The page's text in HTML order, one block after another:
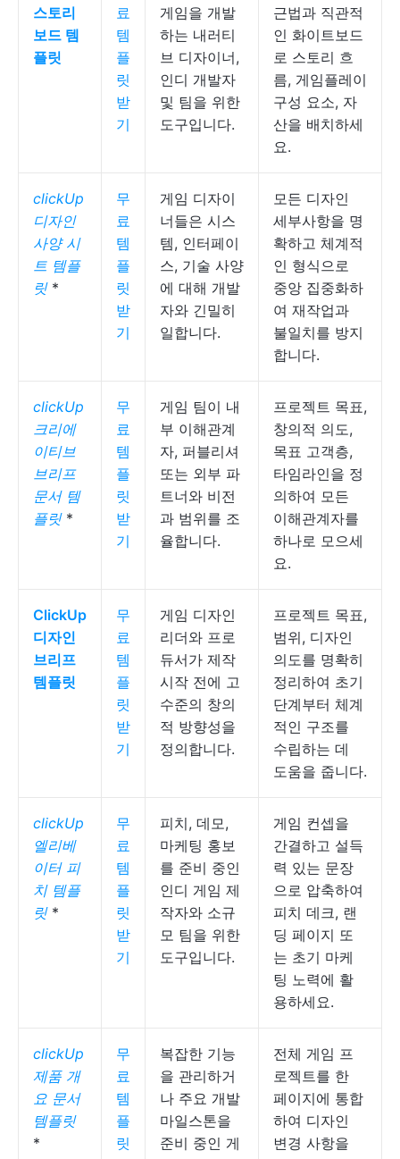
스토리
보드 템
플릿
료
템
플
릿
받
기
게임을 개발
하는 내러티
브 디자이너,
인디 개발자
및 팀을 위한
도구입니다.
근법과 직관적
인 화이트보드
로 스토리 흐
름, 게임플레이
구성 요소, 자
산을 배치하세
요.
clickUp
디자인
사양 시
트 템플
릿 *
무
료
템
플
릿
받
기
게임 디자이
너들은 시스
템, 인터페이
스, 기술 사양
에 대해 개발
자와 긴밀히
일합니다.
모든 디자인
세부사항을 명
확하고 체계적
인 형식으로
중앙 집중화하
여 재작업과
불일치를 방지
합니다.
clickUp
크리에
이티브
브리프
문서 템
플릿 *
무
료
템
플
릿
받
기
게임 팀이 내
부 이해관계
자, 퍼블리셔
또는 외부 파
트너와 비전
과 범위를 조
율합니다.
프로젝트 목표,
창의적 의도,
목표 고객층,
타임라인을 정
의하여 모든
이해관계자를
하나로 모으세
요.
ClickUp
디자인
브리프
템플릿
무
료
템
플
릿
받
기
게임 디자인
리더와 프로
듀서가 제작
시작 전에 고
수준의 창의
적 방향성을
정의합니다.
프로젝트 목표,
범위, 디자인
의도를 명확히
정리하여 초기
단계부터 체계
적인 구조를
수립하는 데
도움을 줍니다.
clickUp
엘리베
이터 피
치 템플
릿 *
무
료
템
플
릿
받
기
피치, 데모,
마케팅 홍보
를 준비 중인
인디 게임 제
작자와 소규
모 팀을 위한
도구입니다.
게임 컨셉을
간결하고 설득
력 있는 문장
으로 압축하여
피치 데크, 랜
딩 페이지 또
는 초기 마케
팅 노력에 활
용하세요.
clickUp
제품 개
요 문서
템플릿
*
무
료
템
플
릿
복잡한 기능
을 관리하거
나 주요 개발
마일스톤을
준비 중인 게
전체 게임 프
로젝트를 한
페이지에 통합
하여 디자인
변경 사항을